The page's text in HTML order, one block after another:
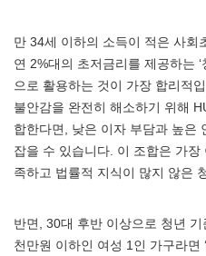
만 34세 이하의 소득이 적은 사회
연 2%대의 초저금리를 제공하는
으로 활용하는 것이 가장 합리적
불안감을 완전히 해소하기 위해
합한다면, 낮은 이자 부담과 높은
잡을 수 있습니다. 이 조합은 가
족하고 법률적 지식이 많지 않은
반면, 30대 후반 이상으로 청년
천만원 이하인 여성 1인 가구라면